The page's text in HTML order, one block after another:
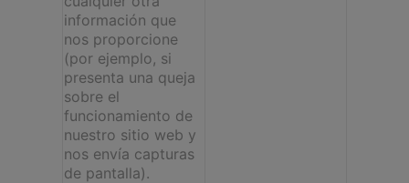
información que
nos proporcione
(por ejemplo, si
presenta una queja
sobre el
funcionamiento de
nuestro sitio web y
nos envía capturas
de pantalla).